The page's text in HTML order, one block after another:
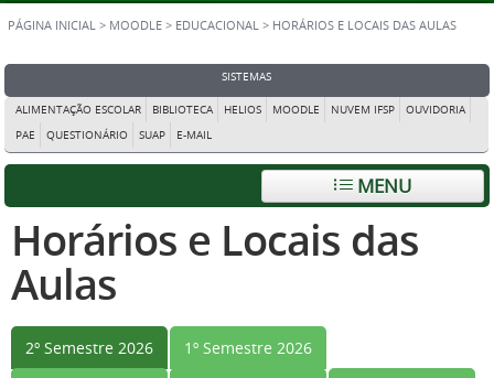
PÁGINA INICIAL > MOODLE > EDUCACIONAL > HORÁRIOS E LOCAIS DAS AULAS
SISTEMAS
ALIMENTAÇÃO ESCOLAR BIBLIOTECA HELIOS MOODLE NUVEM IFSP
OUVIDORIA
PAE
QUESTIONÁRIO SUAP E-MAIL
MENU
Horários e Locais das
Aulas
2º Semestre 2026
1º Semestre 2026